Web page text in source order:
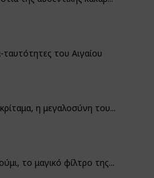
του Αιγαίου
η μεγαλοσύνη του...
το μαγικό φίλτρο της...